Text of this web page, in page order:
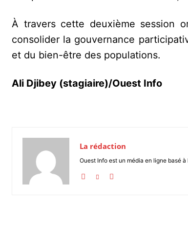
À travers cette deuxième session
consolider la gouvernance
et du bien-être des populations.
Ali Djibey (stagiaire)/Ouest Info
La rédaction
Ouest Info est un média en ligne basé